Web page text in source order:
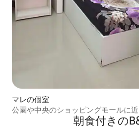
マレの個室
公園や中央のショッピングモールに近
朝食付きの